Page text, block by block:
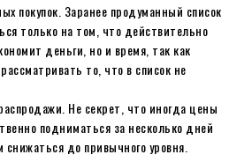
покупок. Заранее продуманный список
только на том, что действительно
деньги, но и время, так как
то, что в список не
Не секрет, что иногда цены
подниматься за несколько дней
до привычного уровня.